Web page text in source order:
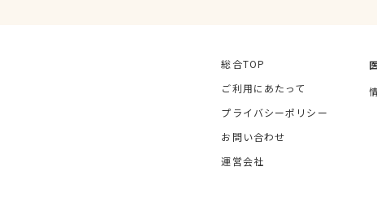
総合TOP
ご利用にあたって
プライバシーポリシー
お問い合わせ
運営会社